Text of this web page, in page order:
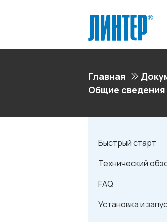
Главная
Общие сведения
Быстрый старт
Технический
FAQ
Установка и